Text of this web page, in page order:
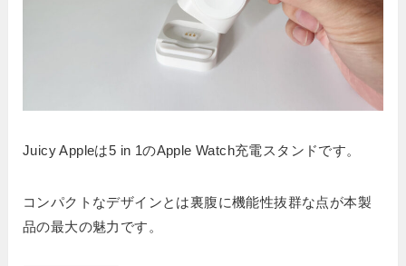
Juicy Appleは5 in 1のApple Watch充電スタンドです。
コンパクトなデザインとは裏腹に機能性抜群な点が本製
品の最大の魅力です。